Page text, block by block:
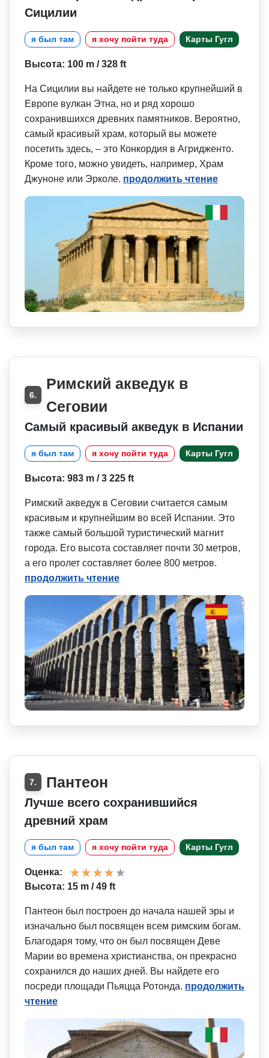
Сицилии
я был там я хочу пойти туда Карты Гугл
Высота: 100 m / 328 ft
На Сицилии вы найдете не только крупнейший в
Европе вулкан Этна, но и ряд хорошо
сохранившихся древних памятников. Вероятно,
самый красивый храм, который вы можете
посетить здесь, – это Конкордия в Агридженто.
Кроме того, можно увидеть, например, Храм
Джуноне или Эрколе. продолжить чтение
6.
Римский акведук в
Сеговии
Самый красивый акведук в Испании
я был там я хочу пойти туда Карты Гугл
Высота: 983 m / 3 225 ft
Римский акведук в Сеговии считается самым
красивым и крупнейшим во всей Испании. Это
также самый большой туристический магнит
города. Его высота составляет почти 30 метров,
а его пролет составляет более 800 метров.
продолжить чтение
7. Пантеон
Лучше всего сохранившийся
древний храм
я был там я хочу пойти туда Карты Гугл
Оценка:
Высота: 15 m / 49 ft
Пантеон был построен до начала нашей эры и
изначально был посвящен всем римским богам.
Благодаря тому, что он был посвящен Деве
Марии во времена христианства, он прекрасно
сохранился до наших дней. Вы найдете его
посреди площади Пьяцца Ротонда. продолжить
чтение